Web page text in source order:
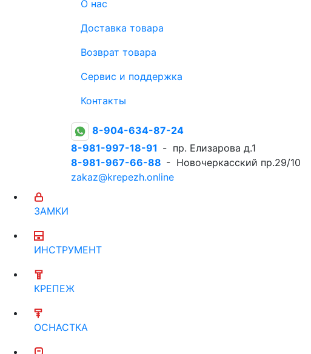
О нас
Доставка товара
Возврат товара
Сервис и поддержка
Контакты
8-904-634-87-24
8-981-997-18-91 - пр. Елизарова д.1
8-981-967-66-88 - Новочеркасский пр.29/10
zakaz@krepezh.online
ЗАМКИ
ИНСТРУМЕНТ
КРЕПЕЖ
ОСНАСТКА